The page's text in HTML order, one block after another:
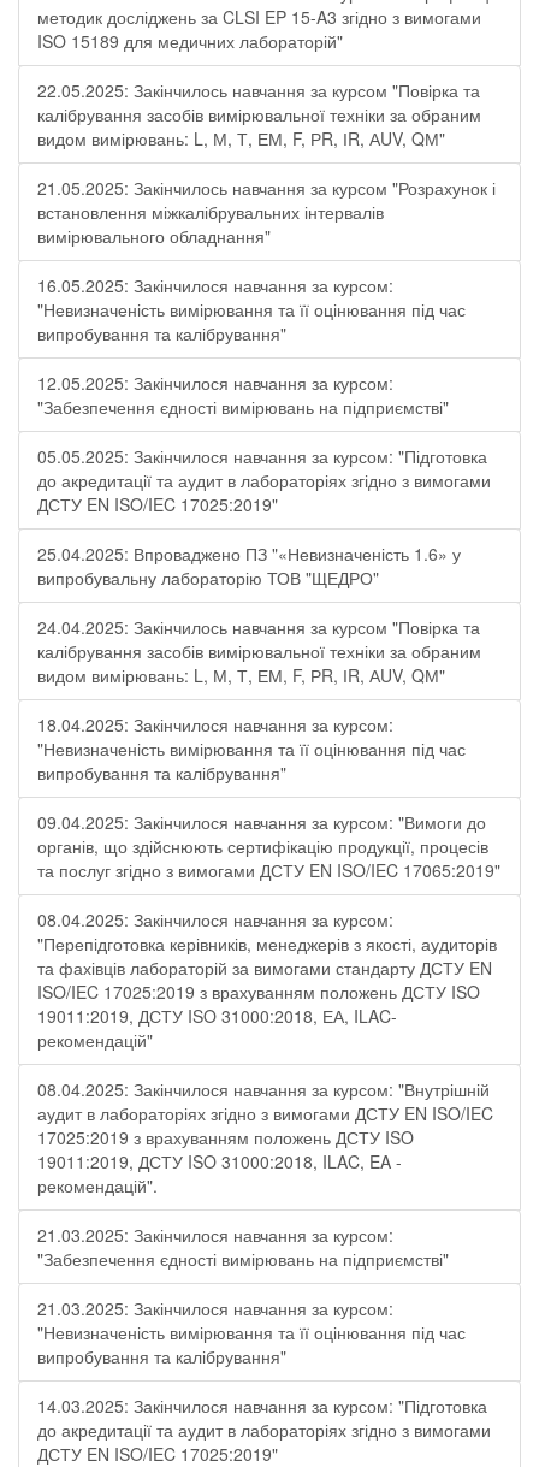
методик досліджень за CLSI EP 15-A3 згідно з вимогами
ISO 15189 для медичних лабораторій"
22.05.2025: Закінчилось навчання за курсом "Повірка та
калібрування засобів вимірювальної техніки за обраним
видом вимірювань: L, М, Т, ЕМ, F, РR, ІR, АUV, QМ"
21.05.2025: Закінчилось навчання за курсом "Розрахунок і
встановлення міжкалібрувальних інтервалів
вимірювального обладнання"
16.05.2025: Закінчилося навчання за курсом:
"Невизначеність вимірювання та її оцінювання під час
випробування та калібрування"
12.05.2025: Закінчилося навчання за курсом:
"Забезпечення єдності вимірювань на підприємстві"
05.05.2025: Закінчилося навчання за курсом: "Підготовка
до акредитації та аудит в лабораторіях згідно з вимогами
ДСТУ EN ISO/IEC 17025:2019"
25.04.2025: Впроваджено ПЗ "«Невизначеність 1.6» у
випробувальну лабораторію ТОВ "ЩЕДРО"
24.04.2025: Закінчилось навчання за курсом "Повірка та
калібрування засобів вимірювальної техніки за обраним
видом вимірювань: L, М, Т, ЕМ, F, РR, ІR, АUV, QМ"
18.04.2025: Закінчилося навчання за курсом:
"Невизначеність вимірювання та її оцінювання під час
випробування та калібрування"
09.04.2025: Закінчилося навчання за курсом: "Вимоги до
органів, що здійснюють сертифікацію продукції, процесів
та послуг згідно з вимогами ДСТУ EN ISO/IEC 17065:2019"
08.04.2025: Закінчилося навчання за курсом:
"Перепідготовка керівників, менеджерів з якості, аудиторів
та фахівців лабораторій за вимогами стандарту ДСТУ EN
ISO/IEC 17025:2019 з врахуванням положень ДСТУ ISO
19011:2019, ДСТУ ISO 31000:2018, ЕА, ILAC-
рекомендацій"
08.04.2025: Закінчилося навчання за курсом: "Внутрішній
аудит в лабораторіях згідно з вимогами ДСТУ EN ISO/IEC
17025:2019 з врахуванням положень ДСТУ ISO
19011:2019, ДСТУ ISO 31000:2018, ILAC, EA -
рекомендацій".
21.03.2025: Закінчилося навчання за курсом:
"Забезпечення єдності вимірювань на підприємстві"
21.03.2025: Закінчилося навчання за курсом:
"Невизначеність вимірювання та її оцінювання під час
випробування та калібрування"
14.03.2025: Закінчилося навчання за курсом: "Підготовка
до акредитації та аудит в лабораторіях згідно з вимогами
ДСТУ EN ISO/IEC 17025:2019"